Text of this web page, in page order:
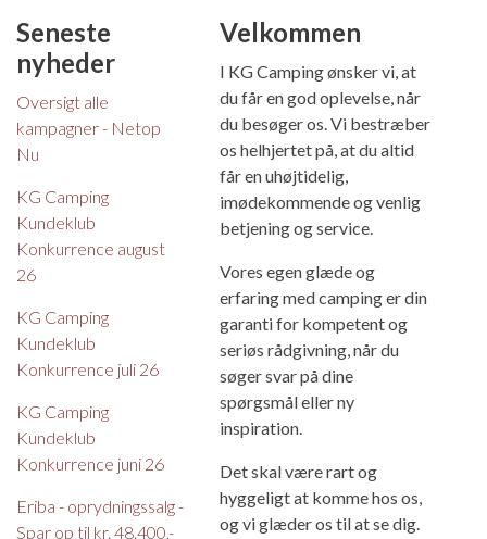
Seneste
nyheder
Oversigt alle
kampagner - Netop
Nu
KG Camping
Kundeklub
Konkurrence august
26
KG Camping
Kundeklub
Konkurrence juli 26
KG Camping
Kundeklub
Konkurrence juni 26
Eriba - oprydningssalg -
Spar op til kr. 48.400,-
Velkommen
I KG Camping ønsker vi, at
du får en god oplevelse, når
du besøger os. Vi bestræber
os helhjertet på, at du altid
får en uhøjtidelig,
imødekommende og venlig
betjening og service.
Vores egen glæde og
erfaring med camping er din
garanti for kompetent og
seriøs rådgivning, når du
søger svar på dine
spørgsmål eller ny
inspiration.
Det skal være rart og
hyggeligt at komme hos os,
og vi glæder os til at se dig.